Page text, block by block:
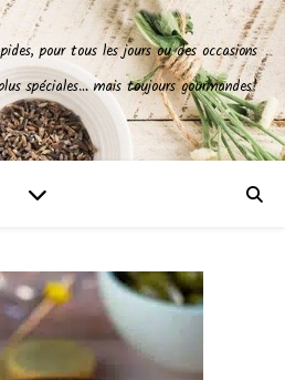
pour tous les jours ou des occasions
spéciales… mais toujours gourmandes!